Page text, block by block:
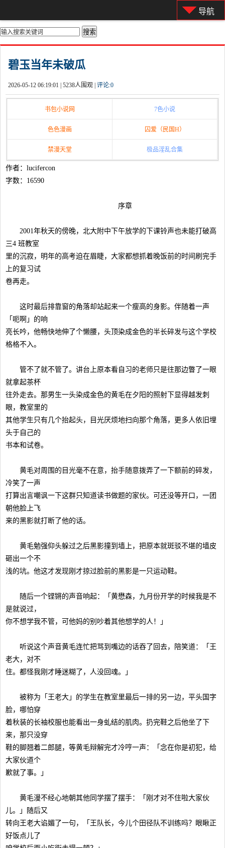
导航
你的位置： 首页>都市激情
碧玉当年未破瓜
2026-05-12 06:19:01 | 5238人围观 | 评论:0
书包小说网 7色小说
色色漫画 囚爱（民国H）
禁漫天堂 极品淫乱合集
作者：lucifercon
字数：16590
序章
2001年秋天的傍晚，北大附中下午放学的下课铃声也未能打破高
三4 班教室
里的沉寂，明年的高考迫在眉睫，大家都想抓着晚饭前的时间刷完手
上的复习试
卷再走。
这时最后排靠窗的角落却站起来一个瘦高的身影。伴随着一声
「呃啊」的响
亮长吟，他畅快地伸了个懒腰，头顶染成金色的半长碎发与这个学校
格格不入。
管不了就不管了。讲台上原本看自习的老师只是往那边瞥了一眼
就拿起茶杯
往外走去。那男生一头染成金色的黄毛在夕阳的照射下显得越发刺
眼，教室里的
其他学生只有几个抬起头，目光厌烦地扫向那个角落，更多人依旧埋
头于自己的
书本和试卷。
黄毛对周围的目光毫不在意，抬手随意拨弄了一下额前的碎发，
冷笑了一声
打算出言嘲讽一下这群只知道读书做题的家伙。可还没等开口，一团
朝他脸上飞
来的黑影就打断了他的话。
黄毛勉强仰头躲过之后黑影撞到墙上，把原本就斑驳不堪的墙皮
砸出一个不
浅的坑。他这才发现刚才掠过脸前的黑影是一只运动鞋。
随后一个铿锵的声音响起：「黄懋森，九月份开学的时候我是不
是就说过，
你不想学我不管，可他妈的别吵着其他想学的人！」
听说这个声音黄毛连忙把骂到嘴边的话吞了回去，陪笑道：「王
老大，对不
住。都怪我刚才睡迷糊了，人没回魂。」
被称为「王老大」的学生在教室里最后一排的另一边，平头国字
脸，哪怕穿
着秋装的长袖校服也能看出一身虬结的肌肉。扔完鞋之后他坐了下
来，那只没穿
鞋的脚翘着二郎腿，等黄毛辩解完才冷哼一声：「念在你是初犯，给
大家伙道个
歉就了事。」
黄毛漫不经心地朝其他同学摆了摆手：「刚才对不住啦大家伙
儿。」随后又
转向王老大谄媚了一句，「王队长，今儿个田径队不训练吗？眼瞅正
好饭点儿了